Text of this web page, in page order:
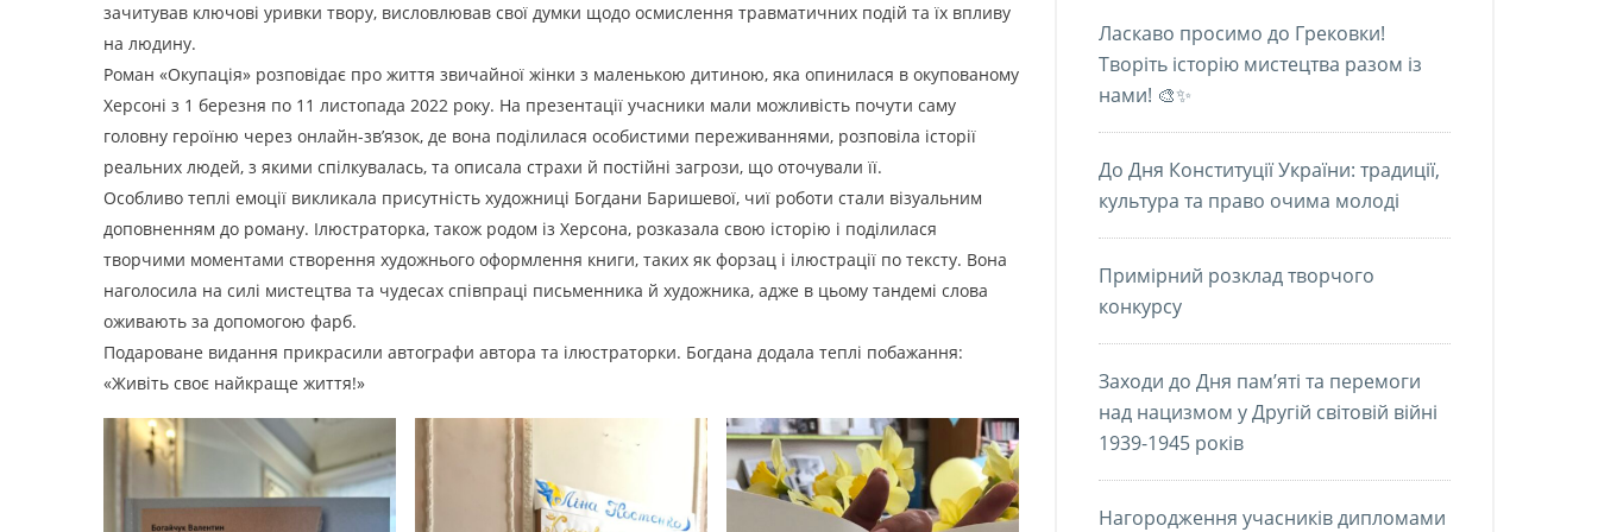
зачитував ключові уривки твору, висловлював свої думки щодо осмислення травматичних подій та їх впливу
на людину.
Роман «Окупація» розповідає про життя звичайної жінки з маленькою дитиною, яка опинилася в окупованому
Херсоні з 1 березня по 11 листопада 2022 року. На презентації учасники мали можливість почути саму
головну героїню через онлайн-зв’язок, де вона поділилася особистими переживаннями, розповіла історії
реальних людей, з якими спілкувалась, та описала страхи й постійні загрози, що оточували її.
Особливо теплі емоції викликала присутність художниці Богдани Баришевої, чиї роботи стали візуальним
доповненням до роману. Ілюстраторка, також родом із Херсона, розказала свою історію і поділилася
творчими моментами створення художнього оформлення книги, таких як форзац і ілюстрації по тексту. Вона
наголосила на силі мистецтва та чудесах співпраці письменника й художника, адже в цьому тандемі слова
оживають за допомогою фарб.
Подароване видання прикрасили автографи автора та ілюстраторки. Богдана додала теплі побажання:
«Живіть своє найкраще життя!»
Ласкаво просимо до Грековки!
Творіть історію мистецтва разом із
нами! 🎨✨
До Дня Конституції України: традиції,
культура та право очима молоді
Примірний розклад творчого
конкурсу
Заходи до Дня пам’яті та перемоги
над нацизмом у Другій світовій війні
1939-1945 років
Нагородження учасників дипломами